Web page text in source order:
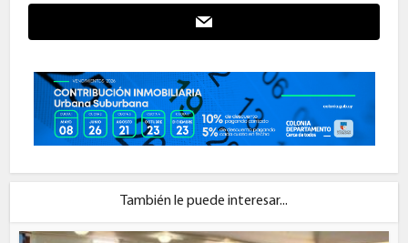
También le puede interesar...